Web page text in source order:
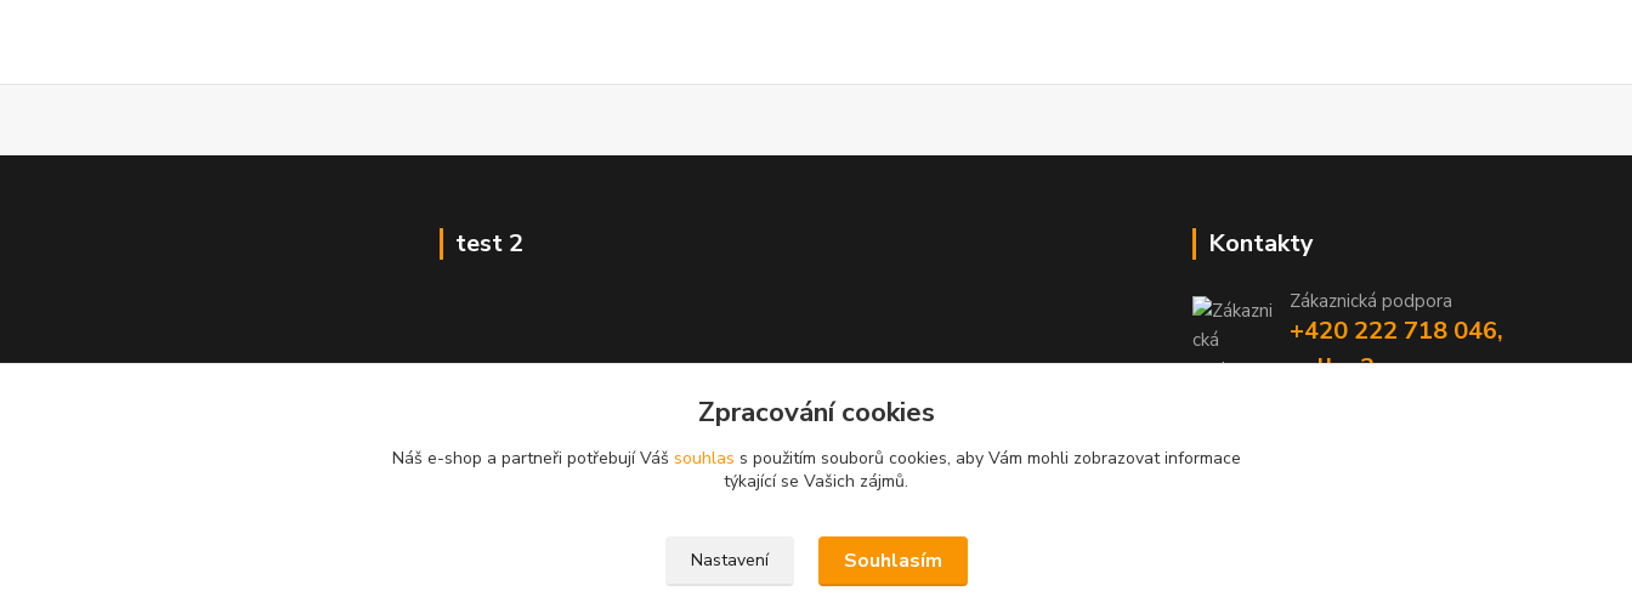
test 2 Kontakty
Zákaznická podpora
+420 222 718 046,
volba 3
Zpracování cookies
Náš e-shop a partneři potřebují Váš souhlas s použitím souborů cookies, aby Vám mohli zobrazovat informace
týkající se Vašich zájmů.
Nastavení Souhlasím